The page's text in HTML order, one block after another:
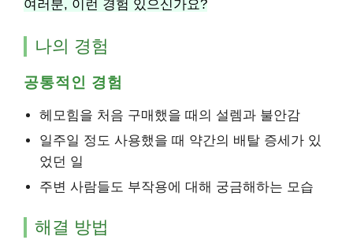
여러분, 이런 경험 있으신가요?
나의 경험
공통적인 경험
헤모힘을 처음 구매했을 때의 설렘과 불안감
일주일 정도 사용했을 때 약간의 배탈 증세가 있
었던 일
주변 사람들도 부작용에 대해 궁금해하는 모습
해결 방법